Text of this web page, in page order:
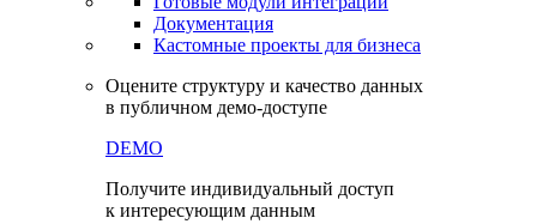
Документация
Кастомные проекты для бизнеса
Оцените структуру и качество данных
в публичном демо-доступе
DEMO
Получите индивидуальный доступ
к интересующим данным